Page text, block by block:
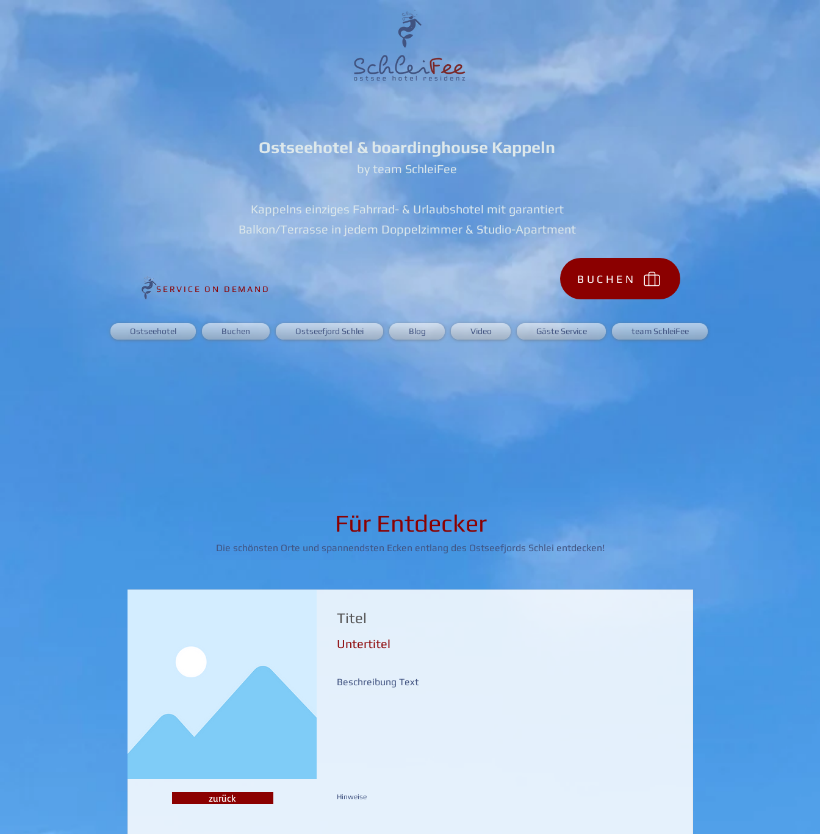
Ostseehotel & boardinghouse Kappeln
by team SchleiFee
Kappelns einziges Fahrrad- & Urlaubshotel mit garantiert
Balkon/Terrasse in jedem Doppelzimmer & Studio-Apartment
SERVICE ON DEMAND
BUCHEN
Ostseehotel Buchen Ostseefjord Schlei Blog Video Gäste Service team SchleiFee
Für Entdecker
Die schönsten Orte und spannendsten Ecken entlang des Ostseefjords Schlei entdecken!
Titel
Untertitel
Beschreibung Text
zurück Hinweise